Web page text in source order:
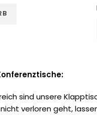
sind unsere
verloren geht,